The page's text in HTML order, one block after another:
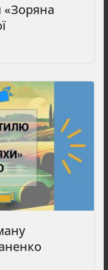
«Зоряна